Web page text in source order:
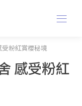
粉紅賞櫻秘境
感受粉紅